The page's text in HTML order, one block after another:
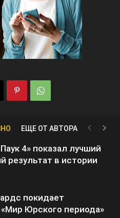
ЕЩЕ ОТ АВТОРА
4» показал лучший
результат в истории
покидает
Юрского периода»